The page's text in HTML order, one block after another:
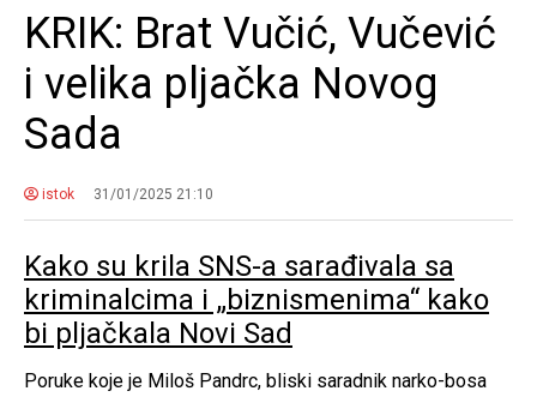
KRIK: Brat Vučić, Vučević
i velika pljačka Novog
Sada
istok 31/01/2025 21:10
Kako su krila SNS-a sarađivala sa
kriminalcima i „biznismenima“ kako
bi pljačkala Novi Sad
Poruke koje je Miloš Pandrc, bliski saradnik narko-bosa